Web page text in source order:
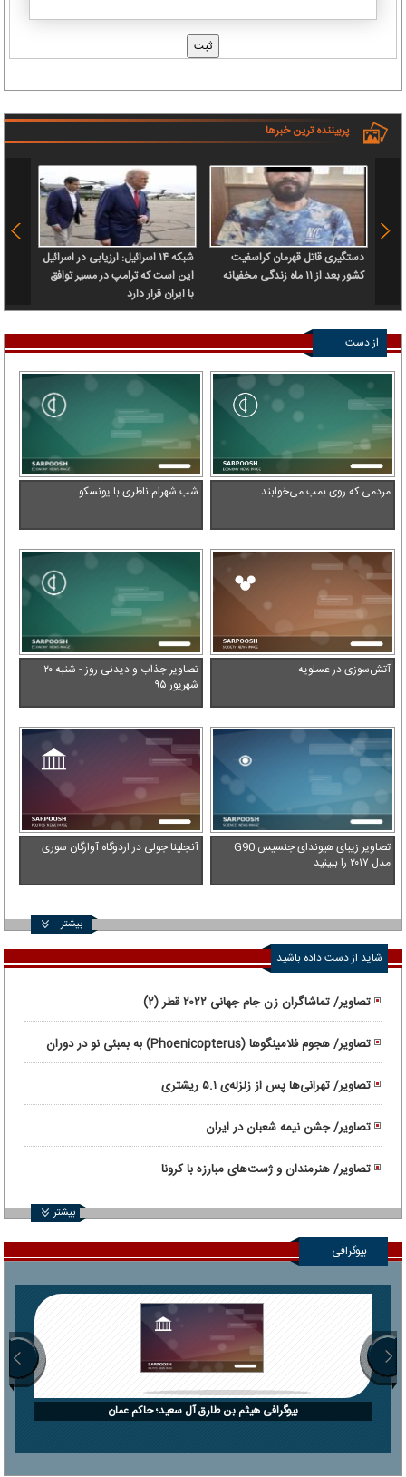
پربیننده ترین خبرها
دستگیری قاتل قهرمان کراسفیت
کشور بعد از ۱۱ ماه زندگی مخفیانه
شبکه ۱۴ اسرائیل: ارزیابی در اسرائیل
این است که ترامپ در مسیر توافق
با ایران قرار دارد
از دست
ندهید
مردمی که روی بمب می‌خوابند شب شهرام ناظری با یونسکو
آتش‌سوزی در عسلویه
تصاویر جذاب و دیدنی روز - شنبه ۲۰
شهریور ۹۵
تصاویر زیبای هیوندای جنسیس G90
مدل ۲۰۱۷ را ببینید
آنجلینا جولی در اردوگاه آوارگان سوری
بیشتر
شاید از دست داده باشید
تصاویر/ تماشاگران زن جام جهانی ۲۰۲۲ قطر (۲)
تصاویر/ هجوم فلامینگوها (Phoenicopterus) به بمبئی نو در دوران
قرنطینه
تصاویر/ تهرانی‌ها پس از زلزله‌ی ۵.۱ ریشتری
تصاویر/ جشن نیمه شعبان در ایران
تصاویر/ هنرمندان و ژست‌های مبارزه با کرونا
بیشتر
بیوگرافی
بیوگرافی هیثم بن طارق آل سعید؛ حاکم عمان